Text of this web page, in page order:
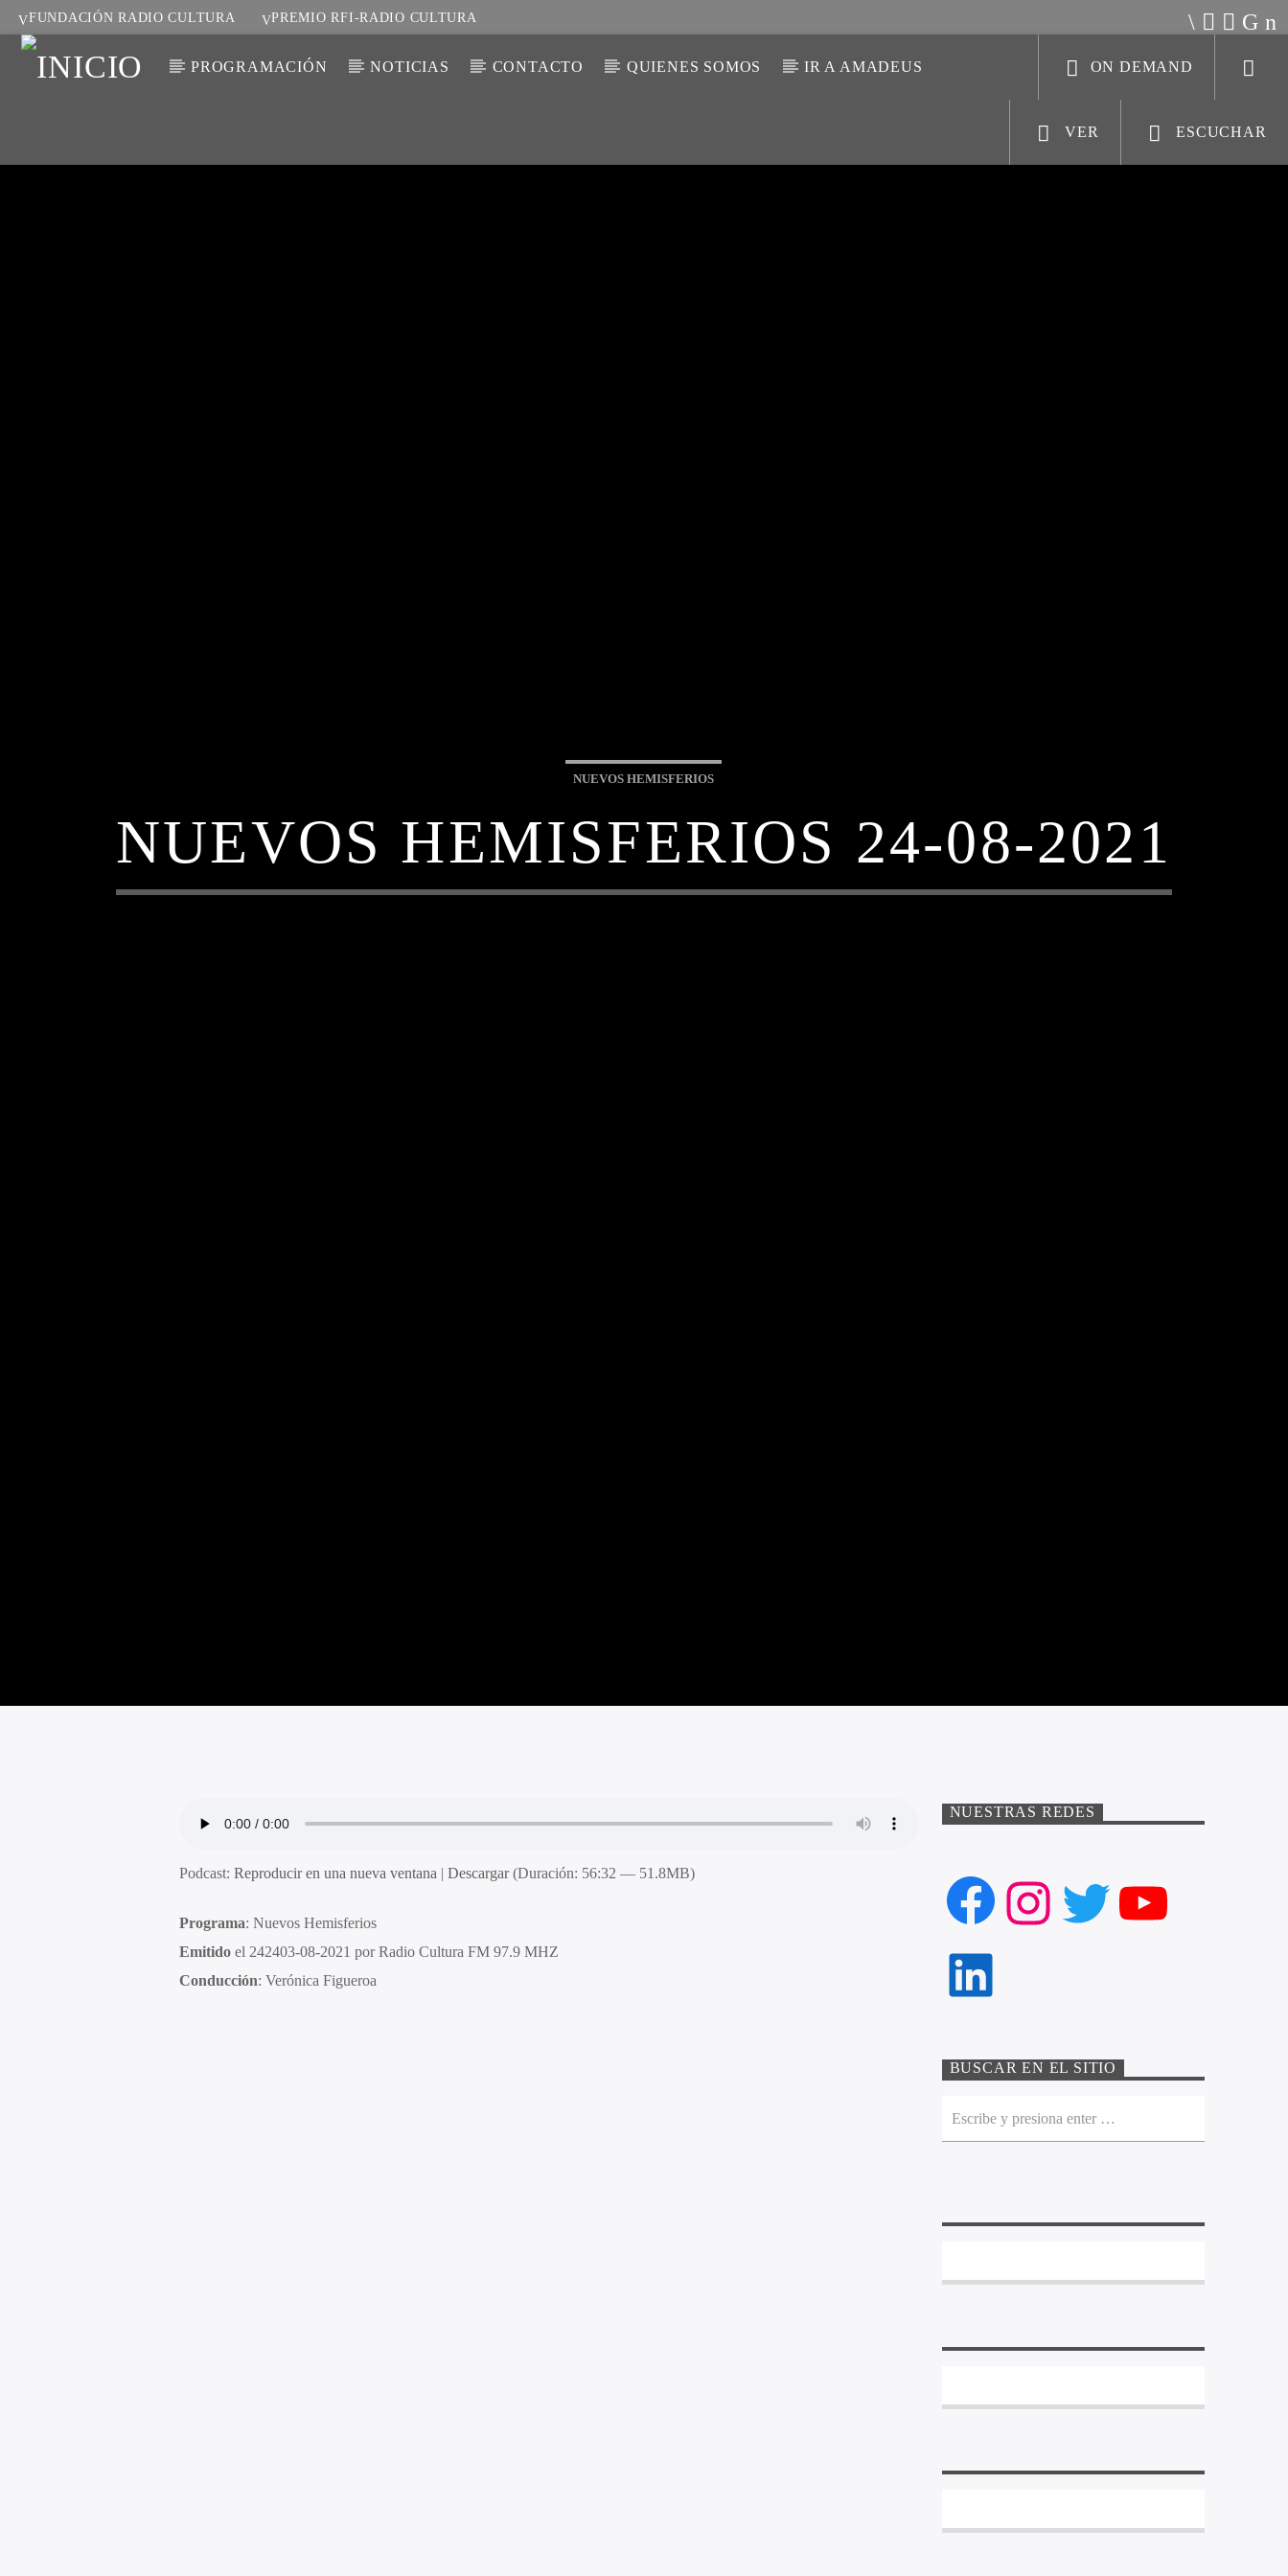
FUNDACIÓN RADIO CULTURA PREMIO RFI-RADIO CULTURA
PROGRAMACIÓN NOTICIAS CONTACTO QUIENES SOMOS IR A AMADEUS ON DEMAND
ESCUCHAR
VER
NUEVOS HEMISFERIOS
NUEVOS HEMISFERIOS 24-08-2021
Podcast: Reproducir en una nueva ventana | Descargar(Duración: 56:32 — 51.8MB)
Programa: Nuevos Hemisferios
Emitidoel 242403-08-2021 por Radio Cultura FM 97.9 MHZ
Conducción: Verónica Figueroa
NUESTRAS REDES
Facebook
Instagram
TwitterYouTube
LinkedIn
BUSCAR EN EL SITIO